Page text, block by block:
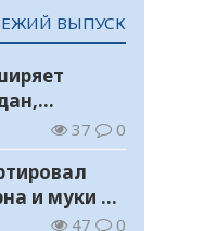
ВЫПУСК
37 0
и муки в
47 0